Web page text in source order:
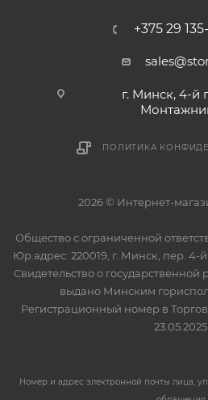
+375 29 135-
г. Минск, 4-й
ПОЛИТИКА
2026 © Интернет-
Общество с ограниченной
Юр.адрес: 220019, г. Минск, пер. 4-
Свидетельство о государственной
выдано Минским
Регистрационный номер в
23.05.2025
Номер и адрес электронной почты лица,